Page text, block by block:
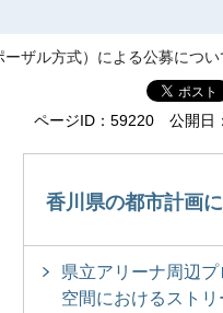
ザル方式）による公募につい
ページID：59220 公開日
香川県の都市計画
県立アリーナ周辺プ
空間におけるストリ